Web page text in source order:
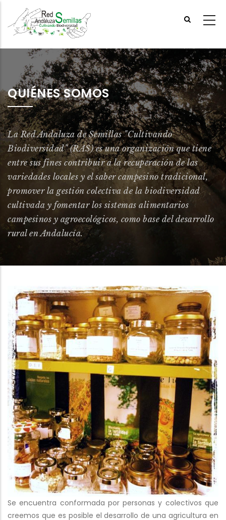
main
QUIÉNES SOMOS
La Red Andaluza de Semillas "Cultivando
Biodiversidad" (RAS) es una organización que tiene
entre sus fines contribuir a la recuperación de las
variedades locales y el saber campesino tradicional,
promover la gestión colectiva de la biodiversidad
cultivada y fomentar los sistemas alimentarios
campesinos y agroecológicos, como base del desarrollo
rural en Andalucía.
Se encuentra conformada por personas y colectivos que
creemos que es posible el desarrollo de una agricultura en